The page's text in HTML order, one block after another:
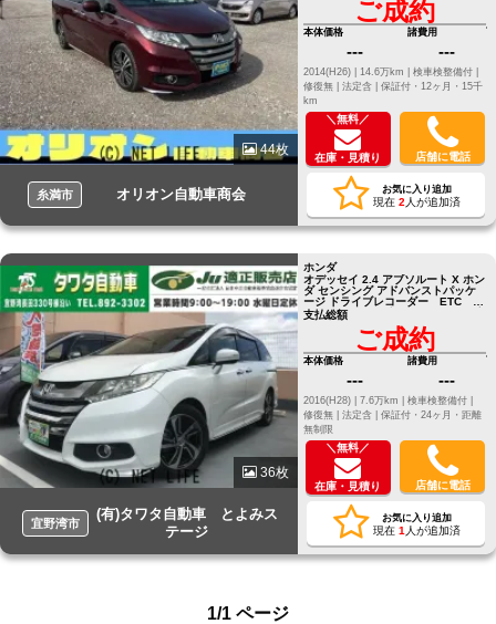
44枚
糸満市 オリオン自動車商会
ご成約
本体価格
---
諸費用
---
2014(H26) | 14.6万km |
検車検整備付 |
修復無 | 法定含 | 保証付・12ヶ月・15千
km
＼無料／
在庫・見積り 店舗に電話
お気に入り追加
現在 2 人が追加済
36枚
宜野湾市
(有)タワタ自動車 とよみス
テージ
ホンダ
オデッセイ 2.4 アブソルート X ホン
ダ センシング アドバンストパッケ
ージ ドライブレコーダー ETC バ
ックカメラ ナビ オートクルーズ
コントロール レーンアシスト
支払総額
ご成約
本体価格
---
諸費用
---
2016(H28) | 7.6万km |
検車検整備付 |
修復無 | 法定含 | 保証付・24ヶ月・距離
無制限
＼無料／
在庫・見積り 店舗に電話
お気に入り追加
現在 1 人が追加済
1/1 ページ